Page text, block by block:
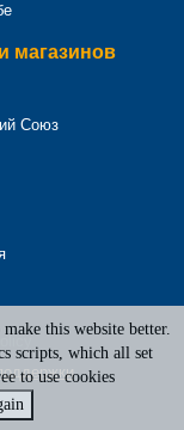
магазинов
Союз
this website better.
scripts, which all set
to use cookies